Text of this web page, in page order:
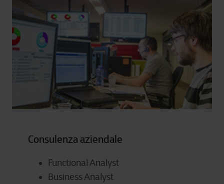
Consulenza aziendale
Functional Analyst
Business Analyst